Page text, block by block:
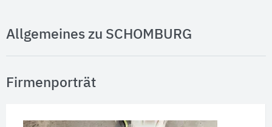
Allgemeines zu SCHOMBURG
Firmenporträt